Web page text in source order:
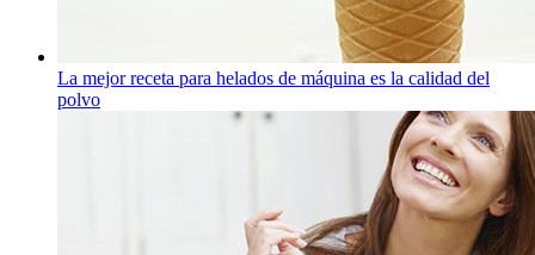
La mejor receta para helados de máquina es la calidad del
polvo